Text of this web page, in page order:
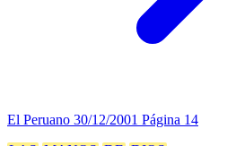
El Peruano 30/12/2001 Página 14